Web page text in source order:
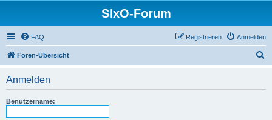
SIxO-Forum
FAQ Anmelden
Registrieren
Foren-Übersicht
Anmelden
Benutzername: